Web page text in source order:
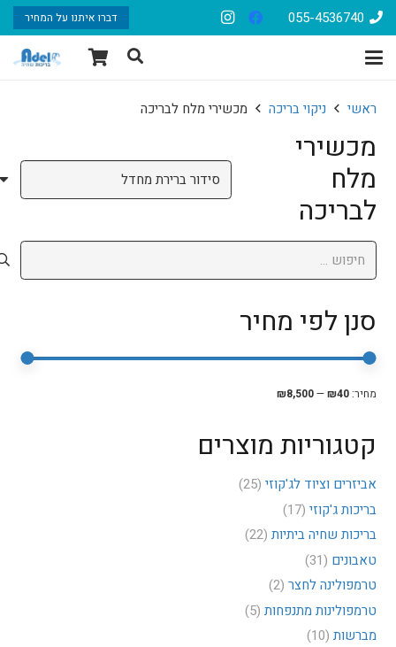
055-4536740 דברו איתנו על המחיר
ראשי ניקוי בריכה מכשירי מלח לבריכה
מכשירי
מלח
לבריכה
חיפוש:
סנן לפי מחיר
מחיר:₪40
—
₪8,500
קטגוריות מוצרים
אביזרים וציוד לג'קוזי (25)
בריכות ג'קוזי (17)
בריכות שחיה ביתיות (22)
טאבונים (31)
טרמפולינה לחצר (2)
טרמפולינות מתנפחות (5)
מברשות (10)